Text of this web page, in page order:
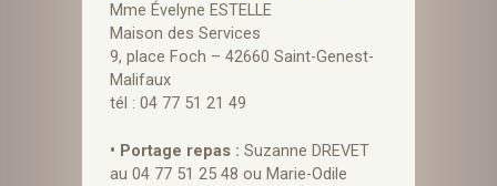
Mme Évelyne ESTELLE
Maison des Services
9, place Foch – 42660 Saint-Genest-
Malifaux
tél : 04 77 51 21 49
• Portage repas : Suzanne DREVET
au 04 77 51 25 48 ou Marie-Odile